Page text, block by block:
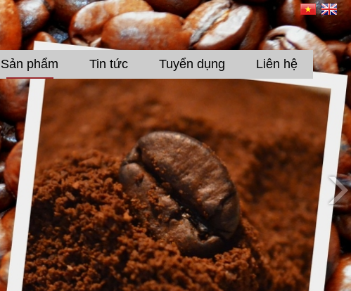
Sản phẩm Tin tức Tuyển dụng Liên hệ